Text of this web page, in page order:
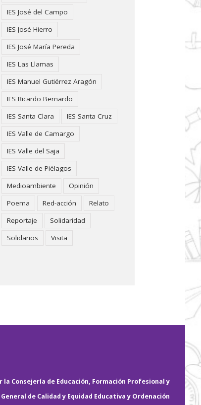
IES José del Campo
IES José Hierro
IES José María Pereda
IES Las Llamas
IES Manuel Gutiérrez Aragón
IES Ricardo Bernardo
IES Santa Clara
IES Santa Cruz
IES Valle de Camargo
IES Valle del Saja
IES Valle de Piélagos
Medioambiente
Opinión
Poema
Red-acción
Relato
Reportaje
Solidaridad
Solidarios
Visita
Consejería de Educación, Formación Profesional y
de Calidad y Equidad Educativa y Ordenación